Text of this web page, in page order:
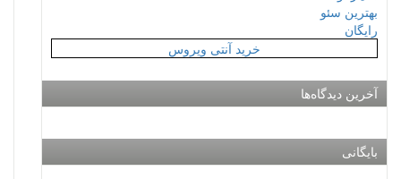
بهترین سئو
رایگان
خرید آنتی ویروس
آخرین دیدگاه‌ها
بایگانی